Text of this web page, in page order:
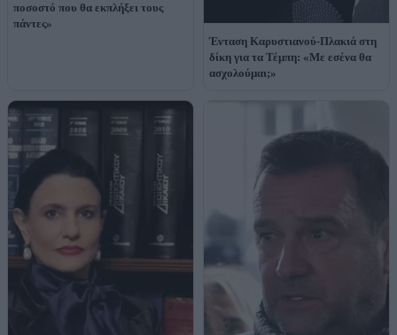
ποσοστό που θα εκπλήξει τους
πάντες»
Ένταση Καρυστιανού-Πλακιά στη
δίκη για τα Τέμπη: «Με εσένα θα
ασχολούμαι;»